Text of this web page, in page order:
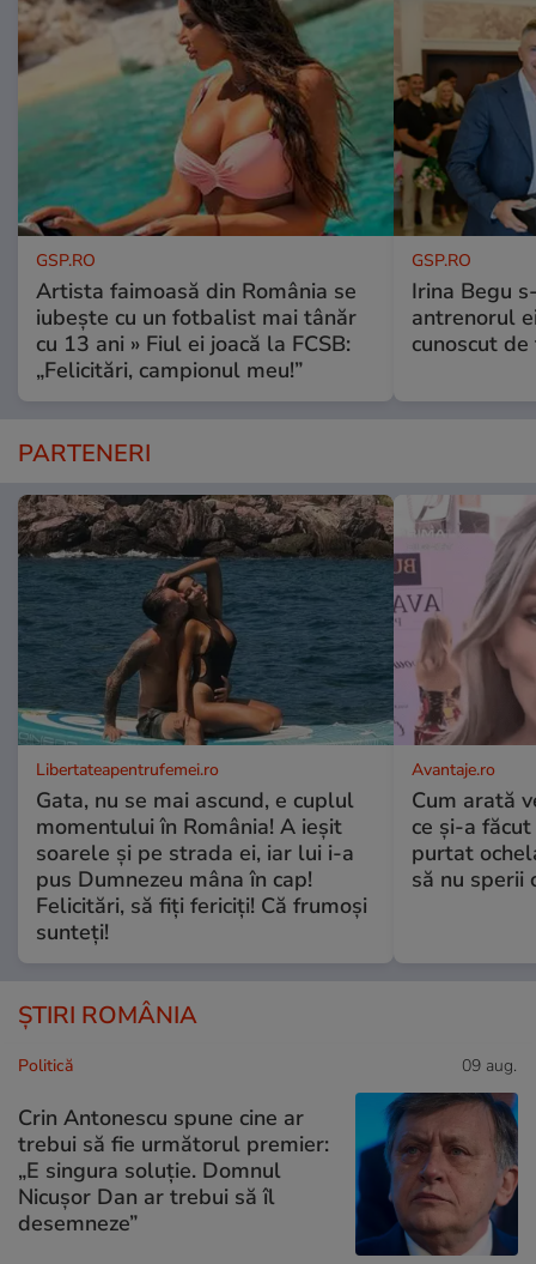
GSP.RO
Artista faimoasă din România se
iubește cu un fotbalist mai tânăr
cu 13 ani » Fiul ei joacă la FCSB:
„Felicitări, campionul meu!”
GSP.RO
Irina Begu
antrenorul
cunoscut de
PARTENERI
Libertateapentrufemei.ro
Gata, nu se mai ascund, e cuplul
momentului în România! A ieșit
soarele și pe strada ei, iar lui i-a
pus Dumnezeu mâna în cap!
Felicitări, să fiți fericiți! Că frumoși
sunteți!
Avantaje.ro
Cum arată
ce și-a
purtat
să nu sperii
ȘTIRI ROMÂNIA
Politică 09 aug.
Crin Antonescu spune cine ar
trebui să fie următorul premier:
„E singura soluție. Domnul
Nicușor Dan ar trebui să îl
desemneze”